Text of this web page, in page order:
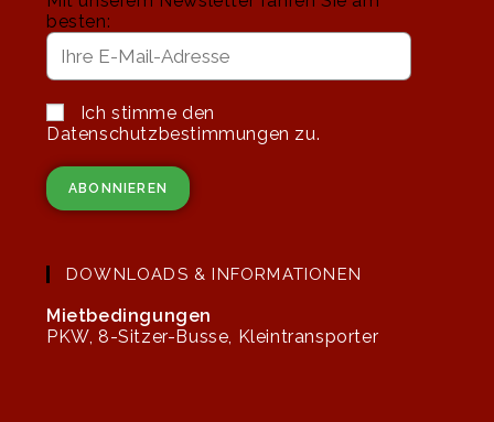
besten:
Ich stimme den
Datenschutzbestimmungen zu.
DOWNLOADS & INFORMATIONEN
Mietbedingungen
PKW, 8-Sitzer-Busse, Kleintransporter